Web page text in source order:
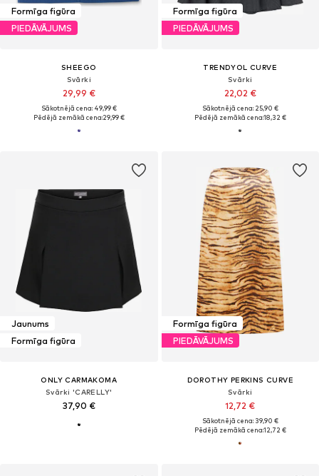
Formīga figūra
PIEDĀVĀJUMS
SHEEGO
Svārki
29,99 €
Sākotnējā cena: 49,99 €
Pēdējā zemākā cena:29,99 €
Formīga figūra
PIEDĀVĀJUMS
TRENDYOL CURVE
Svārki
22,02 €
Sākotnējā cena: 25,90 €
Pēdējā zemākā cena:18,32 €
Jaunums
Formīga figūra
ONLY CARMAKOMA
Svārki 'CARELLY'
37,90 €
Formīga figūra
PIEDĀVĀJUMS
DOROTHY PERKINS CURVE
Svārki
12,72 €
Sākotnējā cena: 39,90 €
Pēdējā zemākā cena:12,72 €